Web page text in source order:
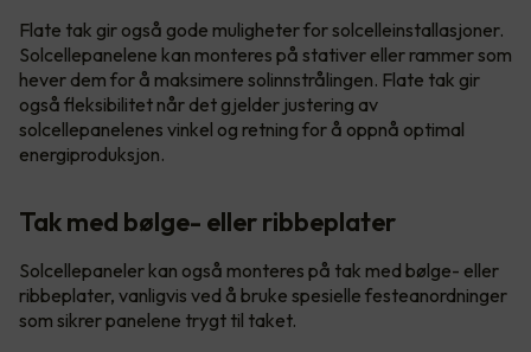
Flate tak gir også gode muligheter for solcelleinstallasjoner.
Solcellepanelene kan monteres på stativer eller rammer som
hever dem for å maksimere solinnstrålingen. Flate tak gir
også fleksibilitet når det gjelder justering av
solcellepanelenes vinkel og retning for å oppnå optimal
energiproduksjon.
Tak med bølge- eller ribbeplater
Solcellepaneler kan også monteres på tak med bølge- eller
ribbeplater, vanligvis ved å bruke spesielle festeanordninger
som sikrer panelene trygt til taket.